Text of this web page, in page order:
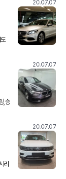
20.07.07
20.07.07
,승
20.07.07
리